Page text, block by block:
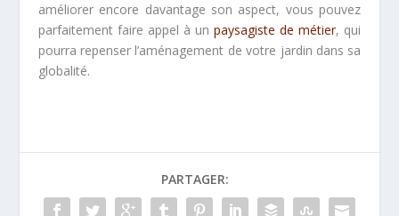
améliorer encore davantage son aspect, vous pouvez
parfaitement faire appel à unpaysagiste de métier, qui
pourra repenser l’aménagement de votre jardin dans sa
globalité.
PARTAGER: